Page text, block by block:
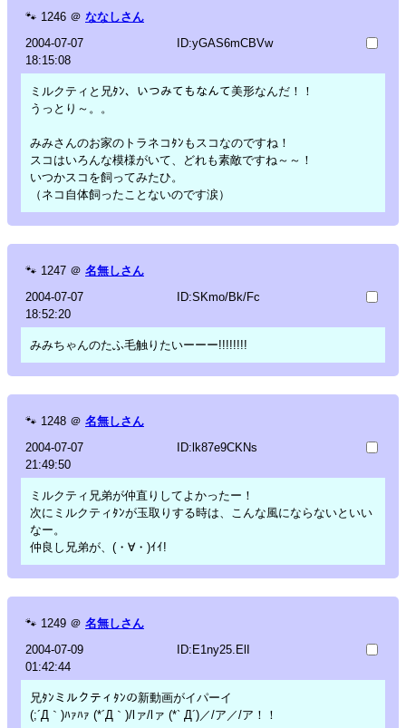
🐾 1246 ＠ ななしさん
2004-07-07
18:15:08
ID:yGAS6mCBVw
ミルクティと兄ﾀﾝ、いつみてもなんて美形なんだ！！
うっとり～。。
みみさんのお家のトラネコﾀﾝもスコなのですね！
スコはいろんな模様がいて、どれも素敵ですね～～！
いつかスコを飼ってみたひ。
（ネコ自体飼ったことないのです涙）
🐾 1247 ＠ 名無しさん
2004-07-07
18:52:20
ID:SKmo/Bk/Fc
みみちゃんのたふ毛触りたいーーー!!!!!!!!
🐾 1248 ＠ 名無しさん
2004-07-07
21:49:50
ID:lk87e9CKNs
ミルクティ兄弟が仲直りしてよかったー！
次にミルクティﾀﾝが玉取りする時は、こんな風にならないといい
なー。
仲良し兄弟が、(・∀・)ｲｲ!
🐾 1249 ＠ 名無しさん
2004-07-09
01:42:44
ID:E1ny25.ElI
兄ﾀﾝミルクティﾀﾝの新動画がイパーイ
(;´Д｀)ﾊｧﾊｧ (*´Д｀)/lァ/lァ (*` Д´)／/ア／/ア！！